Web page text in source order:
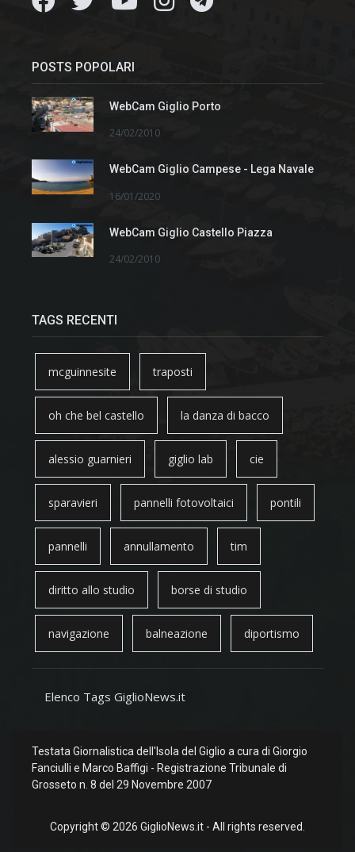
POSTS POPOLARI
WebCam Giglio Porto
24/02/2010
WebCam Giglio Campese - Lega Navale
16/01/2020
WebCam Giglio Castello Piazza
24/02/2010
TAGS RECENTI
mcguinnesite traposti
oh che bel castello la danza di bacco
alessio guarnieri giglio lab cie
sparavieri pannelli fotovoltaici pontili
pannelli annullamento tim
diritto allo studio borse di studio
navigazione balneazione diportismo
Elenco Tags GiglioNews.it
Testata Giornalistica dell'Isola del Giglio a cura di Giorgio
Fanciulli e Marco Baffigi - Registrazione Tribunale di
Grosseto n. 8 del 29 Novembre 2007
Copyright © 2026 GiglioNews.it - All rights reserved.